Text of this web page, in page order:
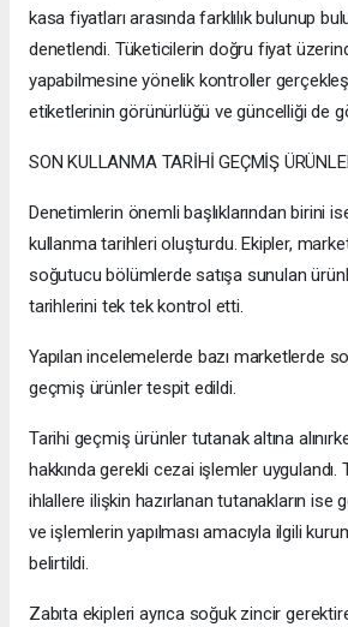
kasa fiyatları arasında farklılık bulunup
denetlendi. Tüketicilerin doğru fiyat
yapabilmesine yönelik kontroller
etiketlerinin görünürlüğü ve güncelliği de
SON KULLANMA TARİHİ GEÇMİŞ
Denetimlerin önemli başlıklarından birini
kullanma tarihleri oluşturdu. Ekipler,
soğutucu bölümlerde satışa sunulan
tarihlerini tek tek kontrol etti.
Yapılan incelemelerde bazı marketlerde
geçmiş ürünler tespit edildi.
Tarihi geçmiş ürünler tutanak altına
hakkında gerekli cezai işlemler uygulandı.
ihlallere ilişkin hazırlanan tutanakların ise
ve işlemlerin yapılması amacıyla ilgili
belirtildi.
Zabıta ekipleri ayrıca soğuk zincir